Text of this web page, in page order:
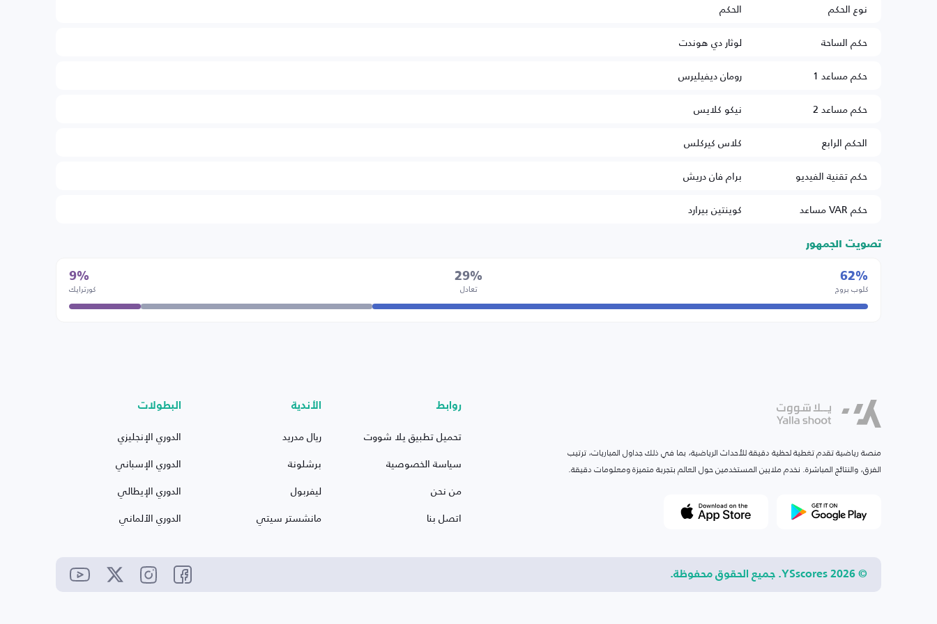
نوع الحكم
الحكم
حكم الساحة
لوثار دي هوندت
حكم مساعد 1
رومان ديفيليرس
حكم مساعد 2
نيكو كلايس
الحكم الرابع
كلاس كيركلس
حكم تقنية الفيديو
برام فان دريش
حكم VAR مساعد
كوينتين بيرارد
تصويت الجمهور
62%
كلوب بروج
29%
تعادل
9%
كورترايك
منصة رياضية تقدم تغطية لحظية دقيقة للأحداث الرياضية، بما في ذلك جداول المباريات، ترتيب
الفرق، والنتائج المباشرة. نخدم ملايين المستخدمين حول العالم بتجربة متميزة ومعلومات دقيقة.
روابط
تحميل تطبيق يلا شووت
سياسة الخصوصية
من نحن
اتصل بنا
الأندية
ريال مدريد
برشلونة
ليفربول
مانشستر سيتي
البطولات
الدوري الإنجليزي
الدوري الإسباني
الدوري الإيطالي
الدوري الألماني
© 2026 YSscores. جميع الحقوق محفوظة.